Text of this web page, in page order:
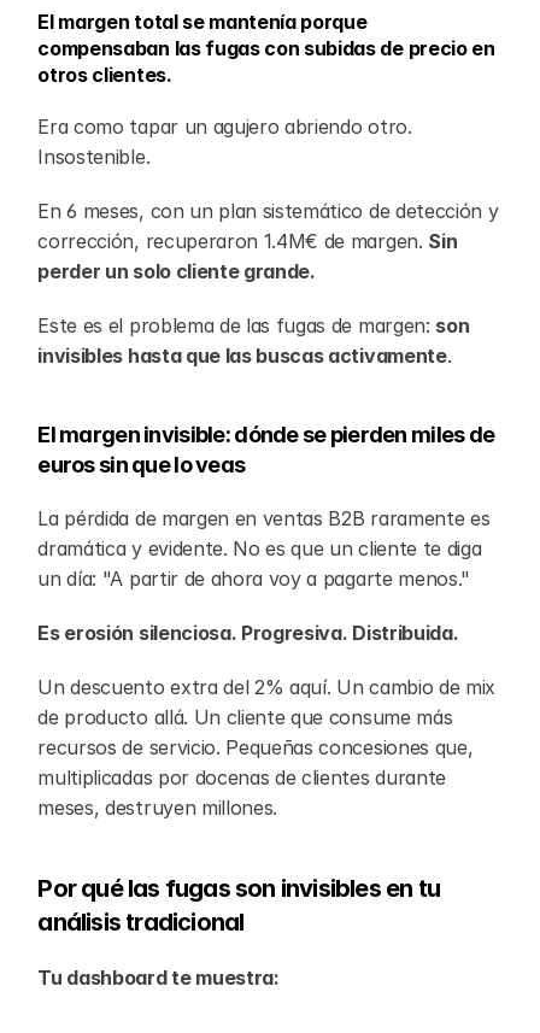
El margen total se mantenía porque
compensaban las fugas con subidas de precio en
otros clientes.
Era como tapar un agujero abriendo otro.
Insostenible.
En 6 meses, con un plan sistemático de detección y
corrección, recuperaron 1.4M€ de margen. Sin
perder un solo cliente grande.
Este es el problema de las fugas de margen: son
invisibles hasta que las buscas activamente.
El margen invisible: dónde se pierden miles de
euros sin que lo veas
La pérdida de margen en ventas B2B raramente es
dramática y evidente. No es que un cliente te diga
un día: "A partir de ahora voy a pagarte menos."
Es erosión silenciosa. Progresiva. Distribuida.
Un descuento extra del 2% aquí. Un cambio de mix
de producto allá. Un cliente que consume más
recursos de servicio. Pequeñas concesiones que,
multiplicadas por docenas de clientes durante
meses, destruyen millones.
Por qué las fugas son invisibles en tu
análisis tradicional
Tu dashboard te muestra: